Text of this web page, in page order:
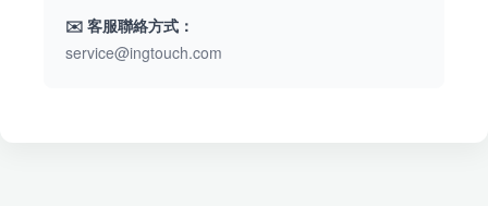
✉️ 客服聯絡方式：
service@ingtouch.com